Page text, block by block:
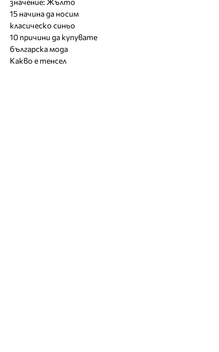
15 начина да носим
класическо синьо
10 причини да купувате
българска мода
Какво е тенсел